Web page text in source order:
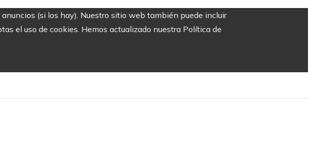
(si los hay). Nuestro sitio web también puede incluir
el uso de cookies. Hemos actualizado nuestra Política de